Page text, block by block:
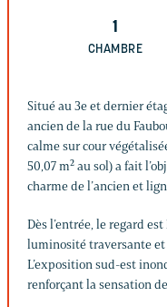
1
CHAMBRE
Situé au 3e et dernier
ancien de la rue du
calme sur cour
50,07 m² au sol) a fait
charme de l’ancien et
Dès l’entrée, le regard
luminosité traversante et
L’exposition sud-est
renforçant la sensation